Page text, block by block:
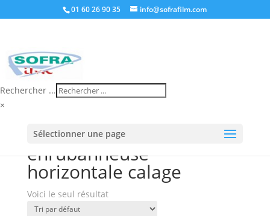
01 60 26 90 35 info@sofrafilm.com
Rechercher ...
×
Sélectionner une page
“enrubanneuse horizontale calage”
enrubanneuse
horizontale calage
Voici le seul résultat